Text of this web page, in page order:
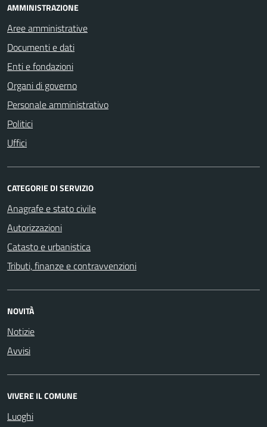
AMMINISTRAZIONE
Aree amministrative
Documenti e dati
Enti e fondazioni
Organi di governo
Personale amministrativo
Politici
Uffici
CATEGORIE DI SERVIZIO
Anagrafe e stato civile
Autorizzazioni
Catasto e urbanistica
Tributi, finanze e contravvenzioni
NOVITÀ
Notizie
Avvisi
VIVERE IL COMUNE
Luoghi